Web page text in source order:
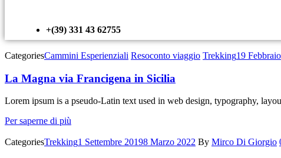
+(39) 331 43 62755
CategoriesCammini Esperienziali Resoconto viaggio Trekking19
La Magna via Francigena in Sicilia
Lorem ipsum is a pseudo-Latin text used in web design, typography,
Per saperne di più
CategoriesTrekking1 Settembre 20198 Marzo 2022 By Mirco Di Giorgio